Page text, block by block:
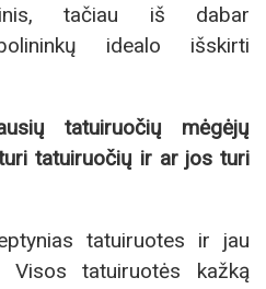
tačiau iš dabar
idealo išskirti
tatuiruočių mėgėjų
tatuiruočių ir ar jos turi
tatuiruotes ir jau
Visos tatuiruotės kažką